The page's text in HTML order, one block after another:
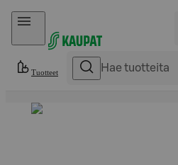
Hyppää sisältöön
Tuotteet